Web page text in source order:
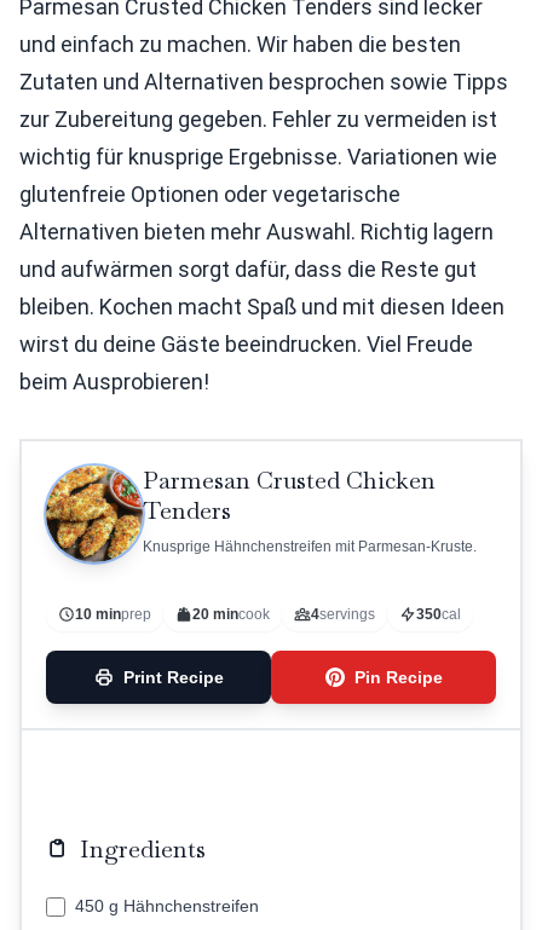
Parmesan Crusted Chicken Tenders sind lecker
und einfach zu machen. Wir haben die besten
Zutaten und Alternativen besprochen sowie Tipps
zur Zubereitung gegeben. Fehler zu vermeiden ist
wichtig für knusprige Ergebnisse. Variationen wie
glutenfreie Optionen oder vegetarische
Alternativen bieten mehr Auswahl. Richtig lagern
und aufwärmen sorgt dafür, dass die Reste gut
bleiben. Kochen macht Spaß und mit diesen Ideen
wirst du deine Gäste beeindrucken. Viel Freude
beim Ausprobieren!
Parmesan Crusted Chicken
Tenders
Knusprige Hähnchenstreifen mit Parmesan-Kruste.
10 minprep 20 mincook 4servings 350cal
Print Recipe Pin Recipe
Ingredients
450 g Hähnchenstreifen